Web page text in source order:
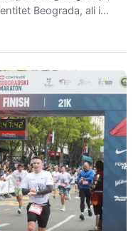
Beograda, ali i…